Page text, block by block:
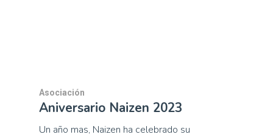
Asociación
Aniversario Naizen 2023
Un año mas, Naizen ha celebrado su